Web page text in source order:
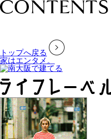
トップへ戻る
家はエンタメ。